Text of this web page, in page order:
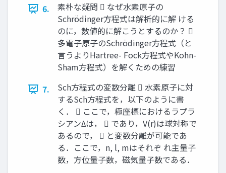
6.
素朴な疑問  なぜ水素原子の
Schrödinger方程式は解析的に解 ける
のに，数値的に解こうとするのか？ 
多電子原子のSchrödinger方程式（と
言うよりHartree- Fock方程式やKohn-
Sham方程式）を解くための練習
7.
Sch方程式の変数分離  水素原子に対
するSch方程式を，以下のように書
く．  ここで，極座標におけるラプラ
シアンΔは，  であり，V(r)は球対称で
あるので，  と変数分離が可能であ
る．ここで，n, l, mはそれぞ れ主量子
数，方位量子数，磁気量子数である．